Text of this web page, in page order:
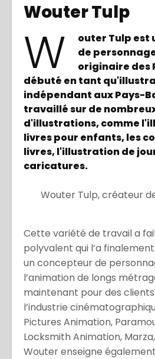
Wouter Tulp
W
outer Tulp est
de
originaire des
débuté en tant
indépendant aux Pays-
travaillé sur de
d'illustrations, comme
livres pour enfants, les
livres, l'illustration de
caricatures.
Wouter Tulp, créateur
Cette variété de travail a
polyvalent qui l’a
un concepteur de
l’animation de longs
maintenant pour des
l’industrie
Pictures Animation,
Locksmith Animation,
Wouter enseigne